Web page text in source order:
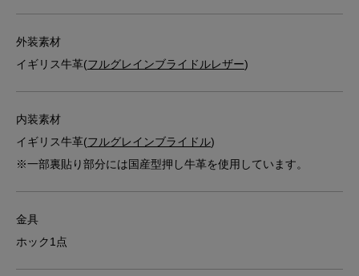
外装素材
イギリス牛革(フルグレインブライドルレザー)
内装素材
イギリス牛革(フルグレインブライドル)
※一部裏貼り部分には国産型押し牛革を使用しています。
金具
ホック1点